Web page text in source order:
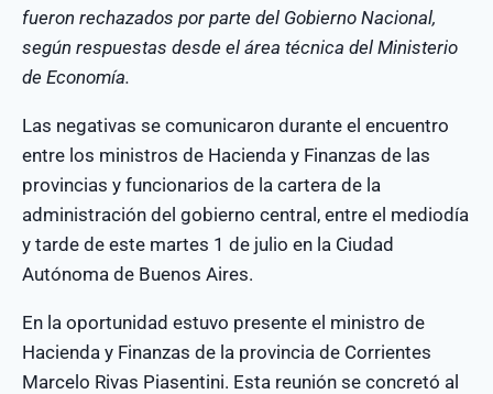
fueron rechazados por parte del Gobierno Nacional,
según respuestas desde el área técnica del Ministerio
de Economía.
Las negativas se comunicaron durante el encuentro
entre los ministros de Hacienda y Finanzas de las
provincias y funcionarios de la cartera de la
administración del gobierno central, entre el mediodía
y tarde de este martes 1 de julio en la Ciudad
Autónoma de Buenos Aires.
En la oportunidad estuvo presente el ministro de
Hacienda y Finanzas de la provincia de Corrientes
Marcelo Rivas Piasentini. Esta reunión se concretó al